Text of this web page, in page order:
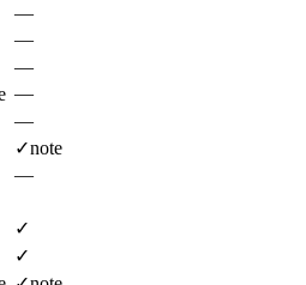
—
—
—
—
—
✓note
—
✓
✓